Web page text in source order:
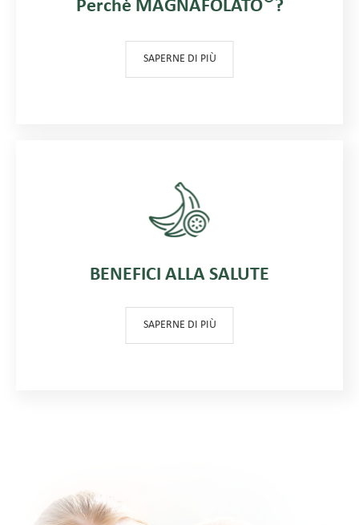
Perchè MAGNAFOLATO ?
SAPERNE DI PIÙ
BENEFICI ALLA SALUTE
SAPERNE DI PIÙ